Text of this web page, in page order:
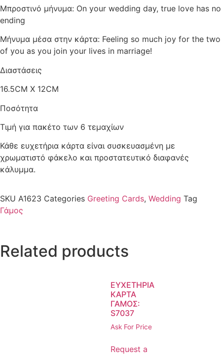
Μπροστινό μήνυμα: On your wedding day, true love has no
ending
Μήνυμα μέσα στην κάρτα: Feeling so much joy for the two
of you as you join your lives in marriage!
Διαστάσεις
16.5CM X 12CM
Ποσότητα
Τιμή για πακέτο των 6 τεμαχίων
Κάθε ευχετήρια κάρτα είναι συσκευασμένη με
χρωματιστό φάκελο και προστατευτικό διαφανές
κάλυμμα.
SKU A1623 Categories Greeting Cards, Wedding Tag
Γάμος
Related products
ΕΥΧΕΤΗΡΙΑ
ΚΑΡΤΑ
ΓΑΜΟΣ:
S7037
Ask For Price
Request a